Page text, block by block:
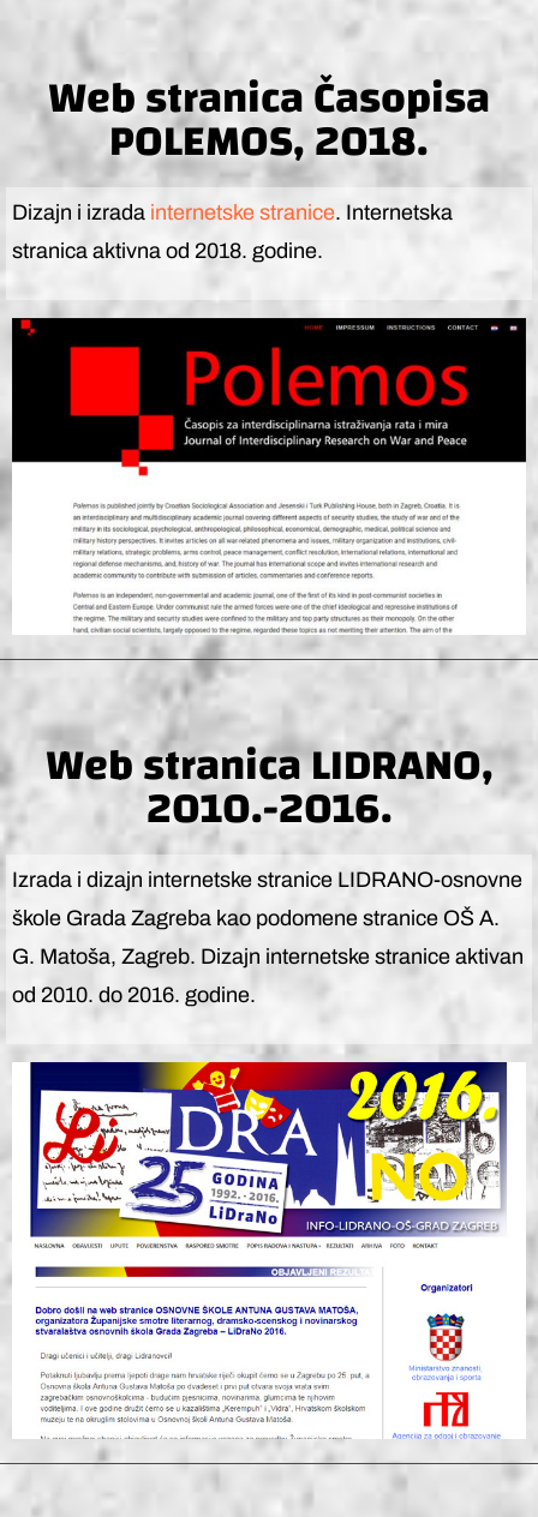
Web stranica Časopisa
POLEMOS, 2018.
Dizajn i izrada internetske stranice. Internetska
stranica aktivna od 2018. godine.
Web stranica LIDRANO,
2010.-2016.
Izrada i dizajn internetske stranice LIDRANO-osnovne
škole Grada Zagreba kao podomene stranice OŠ A.
G. Matoša, Zagreb. Dizajn internetske stranice aktivan
od 2010. do 2016. godine.